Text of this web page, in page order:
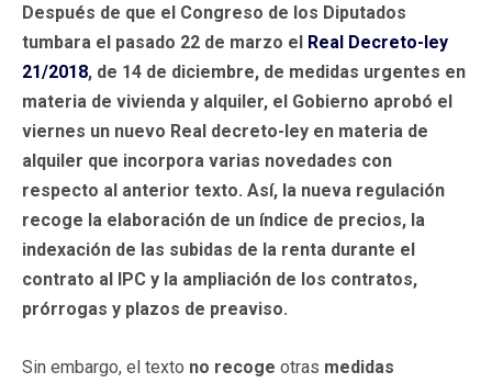
Después de que el Congreso de los Diputados
tumbara el pasado 22 de marzo el Real Decreto-ley
21/2018, de 14 de diciembre, de medidas urgentes en
materia de vivienda y alquiler, el Gobierno aprobó el
viernes un nuevo Real decreto-ley en materia de
alquiler que incorpora varias novedades con
respecto al anterior texto. Así, la nueva regulación
recoge la elaboración de un índice de precios, la
indexación de las subidas de la renta durante el
contrato al IPC y la ampliación de los contratos,
prórrogas y plazos de preaviso.
Sin embargo, el texto no recoge otras medidas